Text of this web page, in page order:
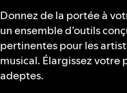
Donnez de la portée à
un ensemble d’outils
pertinentes pour les
musical. Élargissez votre
adeptes.